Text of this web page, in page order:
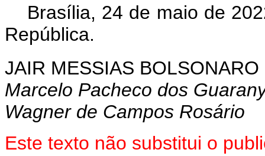
Brasília, 24 de maio de
República.
JAIR MESSIAS BOLSONARO
Marcelo Pacheco dos
Wagner de Campos Rosário
Este texto não substitui o